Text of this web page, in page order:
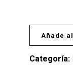
Añade
Categoría: